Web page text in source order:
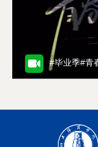
学习教育
政教学
项。另
世界技
育实践
（专项）
#毕业季#青春不散场